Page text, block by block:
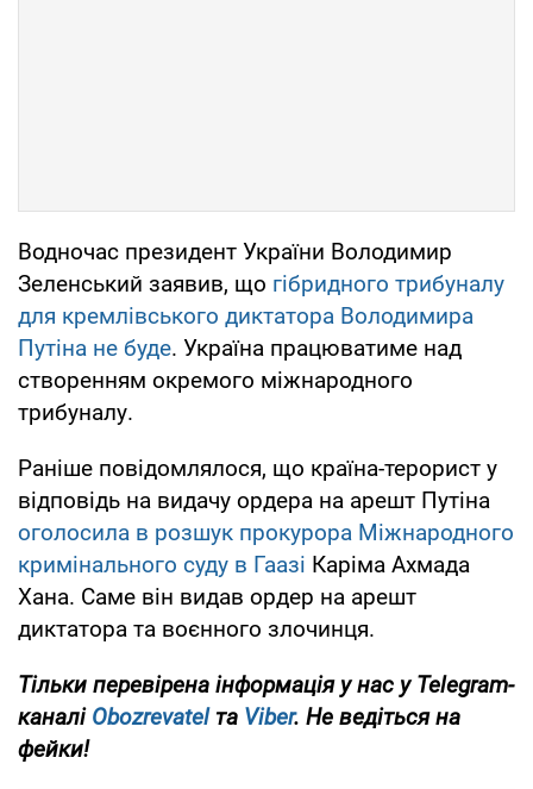
Водночас президент України Володимир
Зеленський заявив, що гібридного трибуналу
для кремлівського диктатора Володимира
Путіна не буде. Україна працюватиме над
створенням окремого міжнародного
трибуналу.
Раніше повідомлялося, що країна-терорист у
відповідь на видачу ордера на арешт Путіна
оголосила в розшук прокурора Міжнародного
кримінального суду в Гаазі Каріма Ахмада
Хана. Саме він видав ордер на арешт
диктатора та воєнного злочинця.
Тільки перевірена інформація у нас у Telegram-
каналі Obozrevatelта Viber. Не ведіться на
фейки!